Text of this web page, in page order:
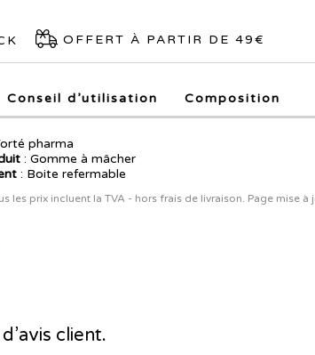
OFFERT À PARTIR DE 49€
Conseil d’utilisation Composition
pharma
: Gomme à mâcher
: Boite refermable
les prix incluent la TVA - hors frais de livraison. Page mise à
client.